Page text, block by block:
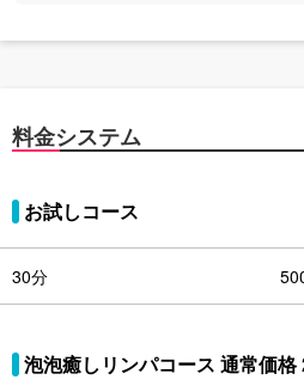
料金システム
お試しコース
30分
泡泡癒しリンパコース 通常価